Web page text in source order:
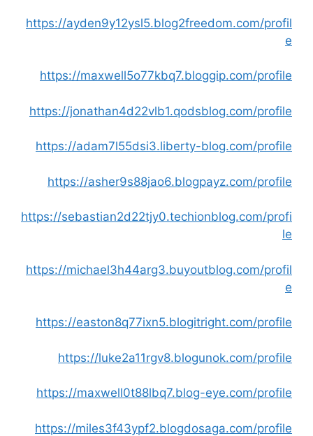
https://ayden9y12ysl5.blog2freedom.com/profil
e
https://maxwell5o77kbq7.bloggip.com/profile
https://jonathan4d22vlb1.qodsblog.com/profile
https://adam7l55dsi3.liberty-blog.com/profile
https://asher9s88jao6.blogpayz.com/profile
https://sebastian2d22tjy0.techionblog.com/profi
le
https://michael3h44arg3.buyoutblog.com/profil
e
https://easton8q77ixn5.blogitright.com/profile
https://luke2a11rgv8.blogunok.com/profile
https://maxwell0t88lbq7.blog-eye.com/profile
https://miles3f43ypf2.blogdosaga.com/profile